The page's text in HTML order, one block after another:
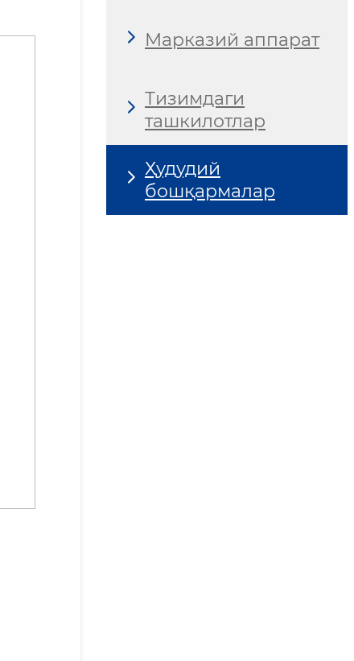
Марказий аппарат
Тизимдаги
ташкилотлар
Ҳудудий
бошқармалар